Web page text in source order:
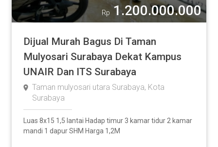
Rp 1.200.000.000
Dijual Murah Bagus Di Taman
Mulyosari Surabaya Dekat Kampus
UNAIR Dan ITS Surabaya
Taman mulyosari utara Surabaya, Kota
Surabaya
Luas 8x15 1,5 lantai Hadap timur 3 kamar tidur 2 kamar
mandi 1 dapur SHM Harga 1,2M